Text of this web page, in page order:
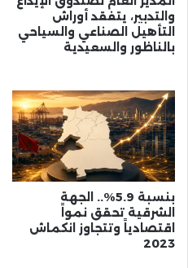
والتدبير، يتفقد أوراش
التأهيل الصناعي والسياحي
بالناظور والسعيدية
بنسبة 5.9%.. الجهة
الشرقية تحقق نمواً
اقتصادياً وتتجاوز انكماش
2023